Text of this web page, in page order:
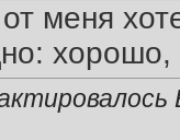
меня